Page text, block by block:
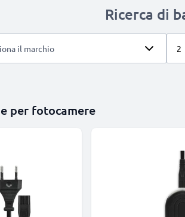
Ricerca di
il marchio 2
per fotocamere